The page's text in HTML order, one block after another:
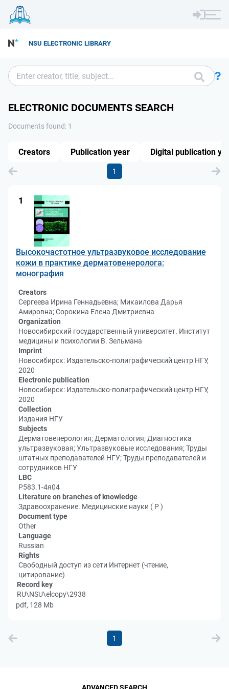
NSU ELECTRONIC LIBRARY
ELECTRONIC DOCUMENTS SEARCH
Documents found: 1
1
1
Высокочастотное ультразвуковое исследование
кожи в практике дерматовенеролога:
монография
Creators
Сергеева Ирина Геннадьевна; Микаилова Дарья
Амировна; Сорокина Елена Дмитриевна
Organization
Новосибирский государственный университет. Институт
медицины и психологии В. Зельмана
Imprint
Новосибирск: Издательско-полиграфический центр НГУ,
2020
Electronic publication
Новосибирск: Издательско-полиграфический центр НГУ,
2020
Collection
Издания НГУ
Subjects
Дерматовенерология; Дерматология; Диагностика
ультразвуковая; Ультразвуковые исследования; Труды
штатных преподавателей НГУ; Труды преподавателей и
сотрудников НГУ
LBC
Р583.1-4я04
Literature on branches of knowledge
Здравоохранение. Медицинские науки ( Р )
Document type
Other
Language
Russian
Rights
Свободный доступ из сети Интернет (чтение,
цитирование)
Record key
RU\NSU\elcopy\2938
pdf, 128 Mb
1
Creators Publication year Digital publication